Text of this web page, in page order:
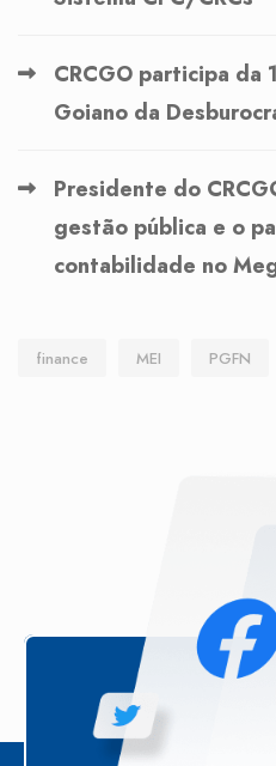
CRCGO participa da
Goiano da
Presidente do
gestão pública e o
contabilidade no
finance MEI PGFN